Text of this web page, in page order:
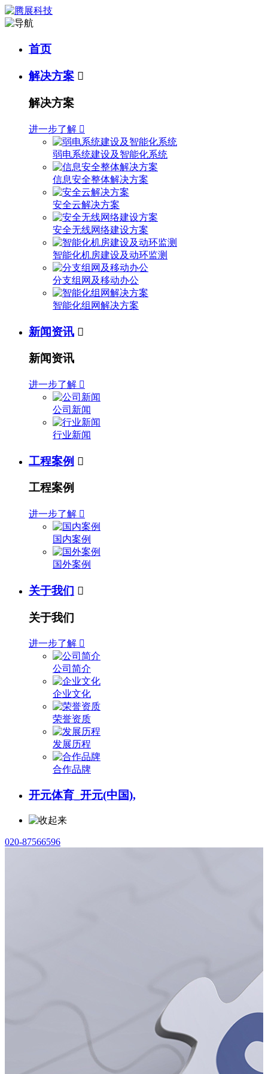
首页
解决方案 
解决方案
进一步了解 
弱电系统建设及智能化系统
信息安全整体解决方案
安全云解决方案
安全无线网络建设方案
智能化机房建设及动环监测
分支组网及移动办公
智能化组网解决方案
新闻资讯 
新闻资讯
进一步了解 
公司新闻
行业新闻
工程案例 
工程案例
进一步了解 
国内案例
国外案例
关于我们 
关于我们
进一步了解 
公司简介
企业文化
荣誉资质
发展历程
合作品牌
开元体育_开元(中国),
020-87566596